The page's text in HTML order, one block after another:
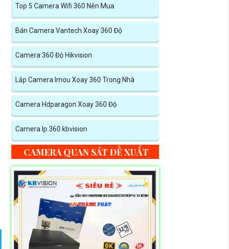
Top 5 Camera Wifi 360 Nên Mua
Bán Camera Vantech Xoay 360 Độ
Camera 360 Độ Hikvision
Lắp Camera Imou Xoay 360 Trong Nhà
Camera Hdparagon Xoay 360 Độ
Camera Ip 360 kbvision
CAMERA QUAN SÁT ĐỀ XUẤT